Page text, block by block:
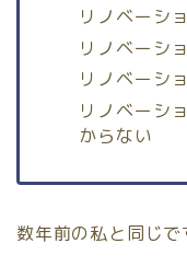
リノベーシ
リノベーシ
リノベーシ
リノベーシ
からない
数年前の私と同じで